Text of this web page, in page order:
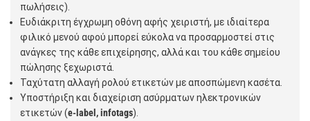
πωλήσεις).
Ευδιάκριτη έγχρωμη οθόνη αφής χειριστή, με ιδιαίτερα
φιλικό μενού αφού μπορεί εύκολα να προσαρμοστεί στις
ανάγκες της κάθε επιχείρησης, αλλά και του κάθε σημείου
πώλησης ξεχωριστά.
Ταχύτατη αλλαγή ρολού ετικετών με αποσπώμενη κασέτα.
Υποστήριξη και διαχείριση ασύρματων ηλεκτρονικών
ετικετών (e-label,infotags).